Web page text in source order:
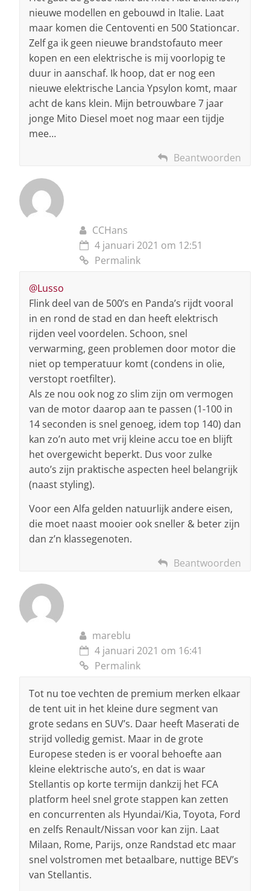
nieuwe modellen en gebouwd in Italie. Laat
maar komen die Centoventi en 500 Stationcar.
Zelf ga ik geen nieuwe brandstofauto meer
kopen en een elektrische is mij voorlopig te
duur in aanschaf. Ik hoop, dat er nog een
nieuwe elektrische Lancia Ypsylon komt, maar
acht de kans klein. Mijn betrouwbare 7 jaar
jonge Mito Diesel moet nog maar een tijdje
mee…
Beantwoorden
CCHans
4 januari 2021 om 12:51
Permalink
@Lusso
Flink deel van de 500’s en Panda’s rijdt vooral
in en rond de stad en dan heeft elektrisch
rijden veel voordelen. Schoon, snel
verwarming, geen problemen door motor die
niet op temperatuur komt (condens in olie,
verstopt roetfilter).
Als ze nou ook nog zo slim zijn om vermogen
van de motor daarop aan te passen (1-100 in
14 seconden is snel genoeg, idem top 140) dan
kan zo’n auto met vrij kleine accu toe en blijft
het overgewicht beperkt. Dus voor zulke
auto’s zijn praktische aspecten heel belangrijk
(naast styling).
Voor een Alfa gelden natuurlijk andere eisen,
die moet naast mooier ook sneller & beter zijn
dan z’n klassegenoten.
Beantwoorden
mareblu
4 januari 2021 om 16:41
Permalink
Tot nu toe vechten de premium merken elkaar
de tent uit in het kleine dure segment van
grote sedans en SUV’s. Daar heeft Maserati de
strijd volledig gemist. Maar in de grote
Europese steden is er vooral behoefte aan
kleine elektrische auto’s, en dat is waar
Stellantis op korte termijn dankzij het FCA
platform heel snel grote stappen kan zetten
en concurrenten als Hyundai/Kia, Toyota, Ford
en zelfs Renault/Nissan voor kan zijn. Laat
Milaan, Rome, Parijs, onze Randstad etc maar
snel volstromen met betaalbare, nuttige BEV’s
van Stellantis.